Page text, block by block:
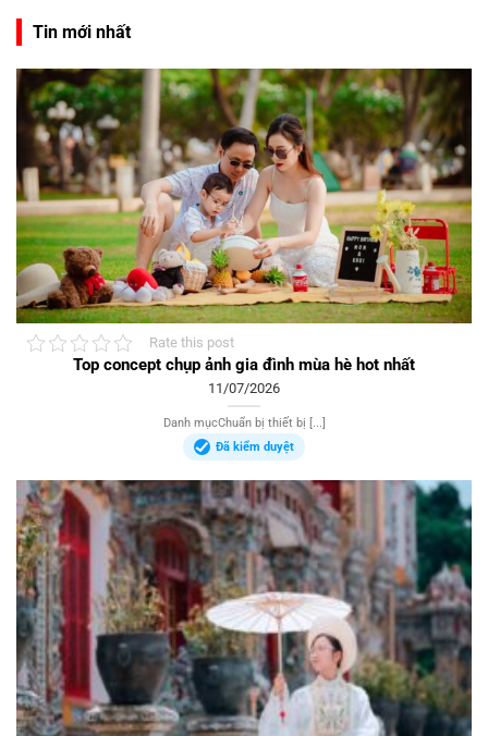
Tin mới nhất
Rate this post
Top concept chụp ảnh gia đình mùa hè hot nhất
11/07/2026
Danh mụcChuẩn bị thiết bị [...]
Đã kiểm duyệt